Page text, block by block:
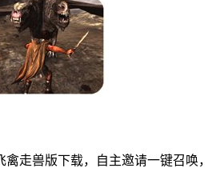
走兽版下载，自主邀请一键召唤，